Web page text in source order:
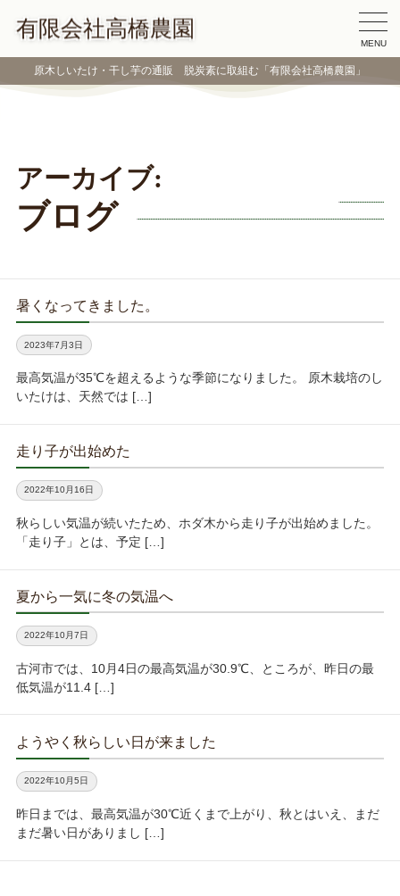
MENU
有限会社高橋農園
原木しいたけ・干し芋の通販 脱炭素に取組む「有限会社高橋農園」
アーカイブ:
ブログ
暑くなってきました。
2023年7月3日
最高気温が35℃を超えるような季節になりました。 原木栽培のし
いたけは、天然では […]
走り子が出始めた
2022年10月16日
秋らしい気温が続いたため、ホダ木から走り子が出始めました。
「走り子」とは、予定 […]
夏から一気に冬の気温へ
2022年10月7日
古河市では、10月4日の最高気温が30.9℃、ところが、昨日の最
低気温が11.4 […]
ようやく秋らしい日が来ました
2022年10月5日
昨日までは、最高気温が30℃近くまで上がり、秋とはいえ、まだ
まだ暑い日がありまし […]